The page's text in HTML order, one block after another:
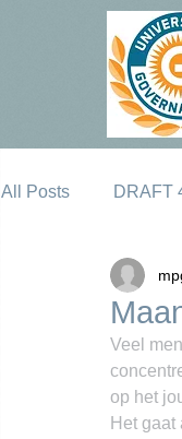
All Posts DRAFT
Veel
op het
Het